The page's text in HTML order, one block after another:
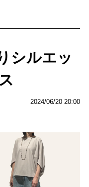
シルエッ
2024/06/20 20:00